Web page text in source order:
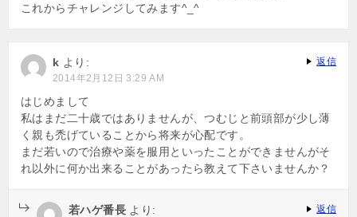
これからチャレンジしてみます^_^
k より:
2014年2月12日 3:29 AM
はじめまして
私はまだ二十歳ではありませんが、つむじと前頭部が少し薄
く親も禿げていることから将来が心配です。
まだ若いので治療や薬を服用といったことができませんがそ
れ以外に何か出来ることがあったら教えて下さいませんか？
返信
若ハゲ番長 より: 返信